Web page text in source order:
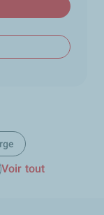
Voir tout